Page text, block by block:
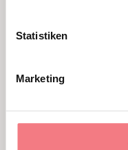
Statistiken
Marketing